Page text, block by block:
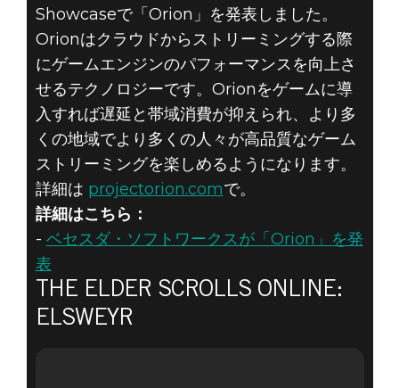
Showcaseで「Orion」を発表しました。
Orionはクラウドからストリーミングする際
にゲームエンジンのパフォーマンスを向上さ
せるテクノロジーです。Orionをゲームに導
入すれば遅延と帯域消費が抑えられ、より多
くの地域でより多くの人々が高品質なゲーム
ストリーミングを楽しめるようになります。
詳細は projectorion.comで。
詳細はこちら：
- ベセスダ・ソフトワークスが「Orion」を発
表
THE ELDER SCROLLS ONLINE:
ELSWEYR